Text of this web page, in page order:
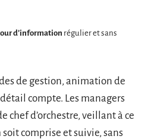
d’information régulier et sans
de gestion, animation de
compte. Les managers
chef d’orchestre, veillant à ce
comprise et suivie, sans